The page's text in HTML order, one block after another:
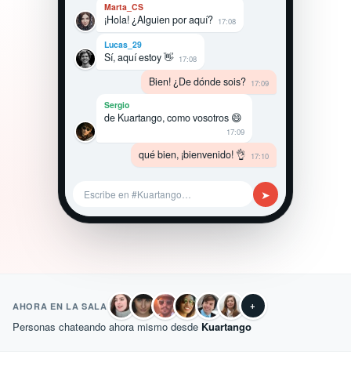
Marta_CS
¡Hola! ¿Alguien por aquí? 17:08
Lucas_29
Sí, aquí estoy 👋 17:08
Bien! ¿De dónde sois? 17:09
Sergio
de Kuartango, como vosotros 😄
17:09
qué bien, ¡bienvenido! 👌 17:10
Escribe en #Kuartango… ➤
AHORA EN LA SALA +
Personas chateando ahora mismo desde Kuartango